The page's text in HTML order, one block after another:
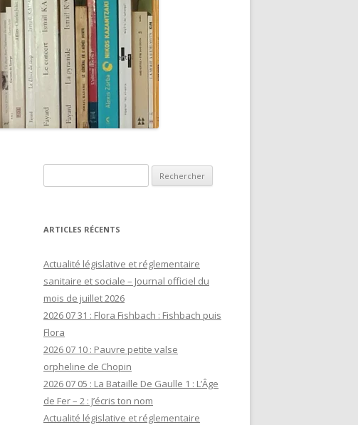
SANTÉ : RUBRIQUE LÉGISLATIVE &
RÉGLEMENTAIRE
MON PARCOURS
ARTICLES RÉCENTS
Actualité législative et réglementaire
sanitaire et sociale – Journal officiel du
mois de juillet 2026
2026 07 31 : Flora Fishbach : Fishbach puis
Flora
2026 07 10 : Pauvre petite valse
orpheline de Chopin
2026 07 05 : La Bataille De Gaulle 1 : L’Âge
de Fer – 2 : J’écris ton nom
Actualité législative et réglementaire